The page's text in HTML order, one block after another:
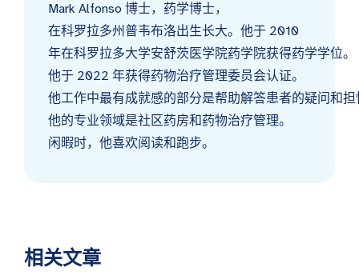
Mark Alfonso 博士，药学博士，
在科罗拉多州普韦布洛出生长大。他于 2010
年在科罗拉多大学安舒茨医学院药学院获得药学学位。
他于 2022 年获得药物治疗管理委员会认证。
他工作中最有成就感的部分是帮助解答患者的疑问和担
他的专业领域是社区药房和药物治疗管理。
闲暇时，他喜欢阅读和跑步。
相关文章